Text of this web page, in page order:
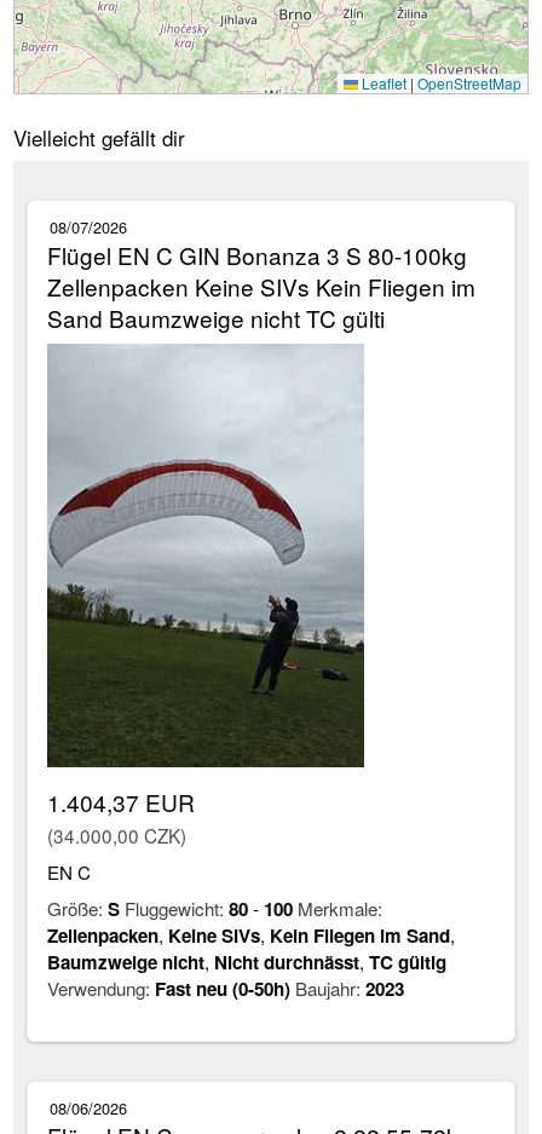
Leaflet | OpenStreetMap
Vielleicht gefällt dir
08/07/2026
Flügel EN C GIN Bonanza 3 S 80-100kg
Zellenpacken Keine SIVs Kein Fliegen im
Sand Baumzweige nicht TC gülti
1.404,37 EUR
(34.000,00 CZK)
EN C
Größe:S Fluggewicht:80- 100 Merkmale:
Zellenpacken, Keine SIVs, Kein Fliegen im Sand,
Baumzweige nicht, Nicht durchnässt,TC gültig
Verwendung: Fast neu (0-50h) Baujahr:2023
08/06/2026